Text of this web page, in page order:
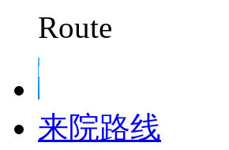
Route
来院路线